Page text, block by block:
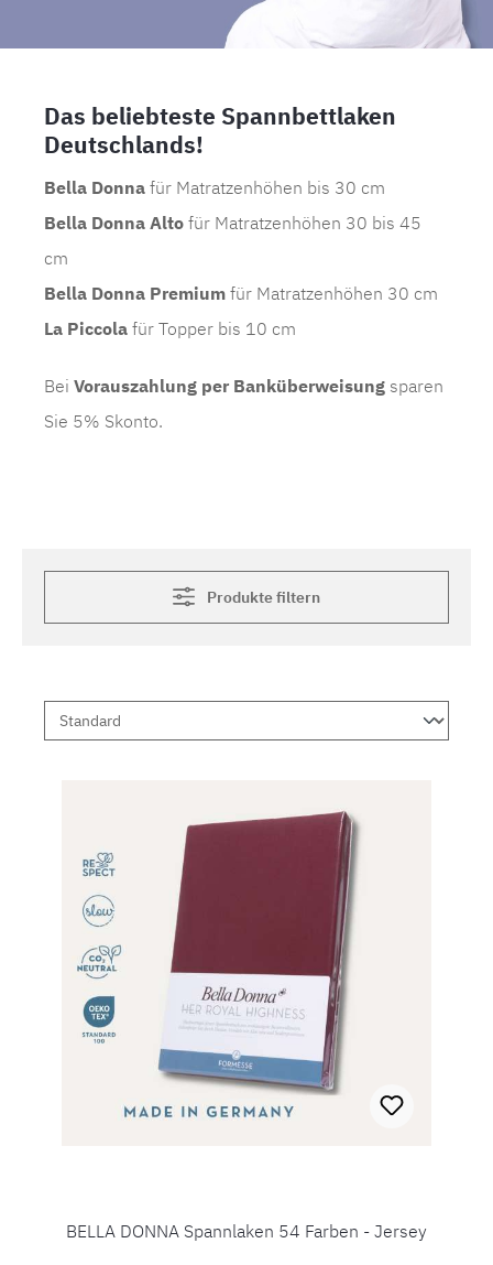
Das beliebteste Spannbettlaken
Deutschlands!
Bella Donna für Matratzenhöhen bis 30 cm
Bella Donna Alto für Matratzenhöhen 30 bis 45
cm
Bella Donna Premium für Matratzenhöhen 30 cm
La Piccola für Topper bis 10 cm
Bei Vorauszahlung per Banküberweisung sparen
Sie 5% Skonto.
Produkte filtern
BELLA DONNA Spannlaken 54 Farben - Jersey